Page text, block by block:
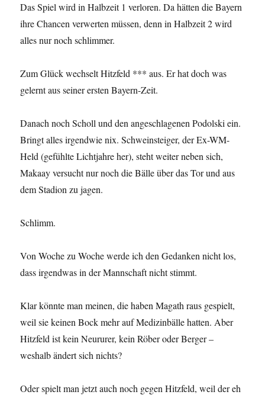
Das Spiel wird in Halbzeit 1 verloren. Da hätten die Bayern
ihre Chancen verwerten müssen, denn in Halbzeit 2 wird
alles nur noch schlimmer.
Zum Glück wechselt Hitzfeld *** aus. Er hat doch was
gelernt aus seiner ersten Bayern-Zeit.
Danach noch Scholl und den angeschlagenen Podolski ein.
Bringt alles irgendwie nix. Schweinsteiger, der Ex-WM-
Held (gefühlte Lichtjahre her), steht weiter neben sich,
Makaay versucht nur noch die Bälle über das Tor und aus
dem Stadion zu jagen.
Schlimm.
Von Woche zu Woche werde ich den Gedanken nicht los,
dass irgendwas in der Mannschaft nicht stimmt.
Klar könnte man meinen, die haben Magath raus gespielt,
weil sie keinen Bock mehr auf Medizinbälle hatten. Aber
Hitzfeld ist kein Neururer, kein Röber oder Berger –
weshalb ändert sich nichts?
Oder spielt man jetzt auch noch gegen Hitzfeld, weil der eh